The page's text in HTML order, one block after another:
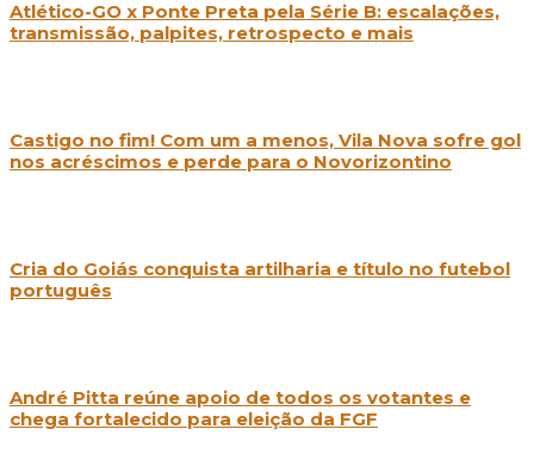
Atlético-GO x Ponte Preta pela Série B: escalações,
transmissão, palpites, retrospecto e mais
Castigo no fim! Com um a menos, Vila Nova sofre gol
nos acréscimos e perde para o Novorizontino
Cria do Goiás conquista artilharia e título no futebol
português
André Pitta reúne apoio de todos os votantes e
chega fortalecido para eleição da FGF